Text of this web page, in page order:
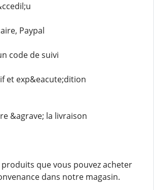
Paypal
code de suivi
et exp&eacute;dition
&agrave; la livraison
que vous pouvez acheter
dans notre magasin.